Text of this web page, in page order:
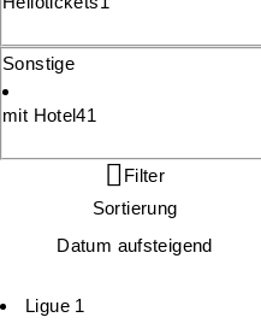
Sonstige
mit Hotel41
Filter
Sortierung
Datum aufsteigend
Ligue 1